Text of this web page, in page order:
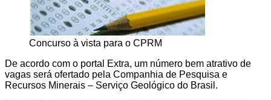
Concurso à vista para o CPRM
De acordo com o portal Extra, um número bem atrativo de
vagas será ofertado pela Companhia de Pesquisa e
Recursos Minerais – Serviço Geológico do Brasil.